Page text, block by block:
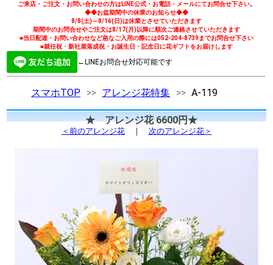
ご来店・ご注文・お問い合わせの方はLINE公式・お電話・メールにてお問合せ下さい。
◆◆お盆期間中の休業のお知らせ◆◆
8/8(土)～8/16(日)は休業とさせていただきます
期間中のお問合せやご注文は8/17(月)以降に順次ご連絡させていただきます
■当日配達・お問い合わせなど急なご入用の際には052-204-8739までお問合せ下さい
■就任祝・新社屋落成祝・お誕生日・記念日に花ギフトをお届けします
←LINEお問合せ対応可能です
スマホTOP アレンジ花特集 A-119
★ アレンジ花 6600円★
＜前のアレンジ花｜ 次のアレンジ花＞